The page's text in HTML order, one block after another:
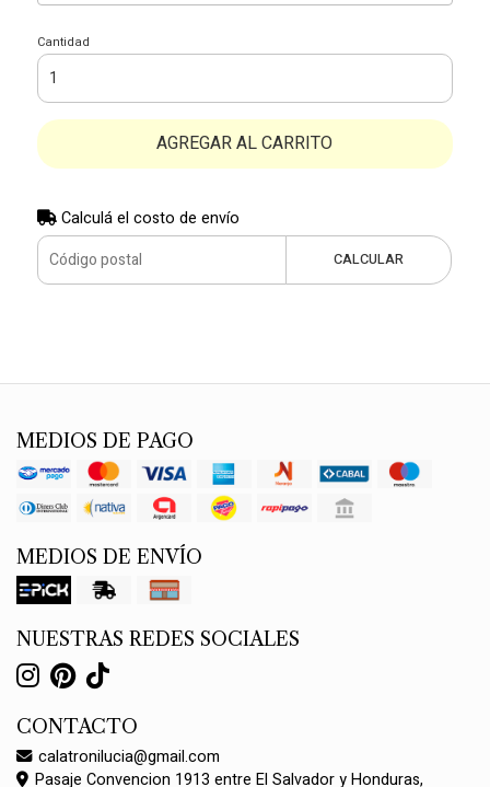
Cantidad
AGREGAR AL CARRITO
Calculá el costo de envío
CALCULAR
MEDIOS DE PAGO
MEDIOS DE ENVÍO
NUESTRAS REDES SOCIALES
CONTACTO
calatronilucia@gmail.com
Pasaje Convencion 1913 entre El Salvador y Honduras,